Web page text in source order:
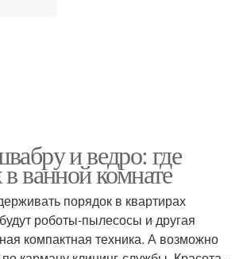
и ведро: где
ванной комнате
порядок в квартирах
роботы-пылесосы и другая
компактная техника. А возможно